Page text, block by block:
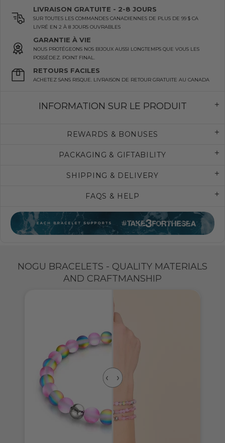
LIVRAISON GRATUITE - 2-8 JOURS
SUR TOUTES LES COMMANDES CANADIENNES DE PLUS DE 99 $ CA
LIVRÉ EN 2 À 8 JOURS OUVRABLES
GARANTIE À VIE
NOUS PROTÉGEONS NOS BIJOUX AUSSI LONGTEMPS QUE VOUS LES
POSSÉDEZ. POINT FINAL.
RETOURS FACILES
ACHETEZ SANS RISQUE. LIVRAISON DE RETOUR GRATUITE AU CANADA
INFORMATION SUR LE PRODUIT
REWARDS & BONUSES
PACKAGING & GIFTABILITY
SHIPPING & DELIVERY
FAQS & HELP
NOGU BRACELETS - QUALITY MATERIALS
AND CRAFTMANSHIP